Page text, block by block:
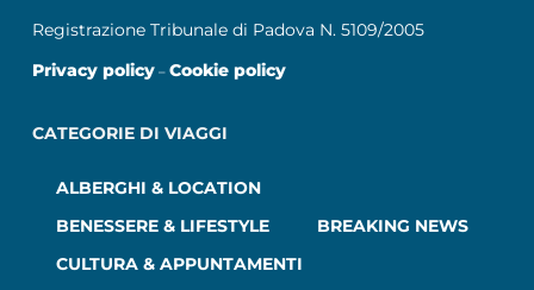
Registrazione Tribunale di Padova N. 5109/2005
Privacy policy– Cookie policy
CATEGORIE DI VIAGGI
ALBERGHI & LOCATION
BENESSERE & LIFESTYLE
BREAKING NEWS
CULTURA & APPUNTAMENTI